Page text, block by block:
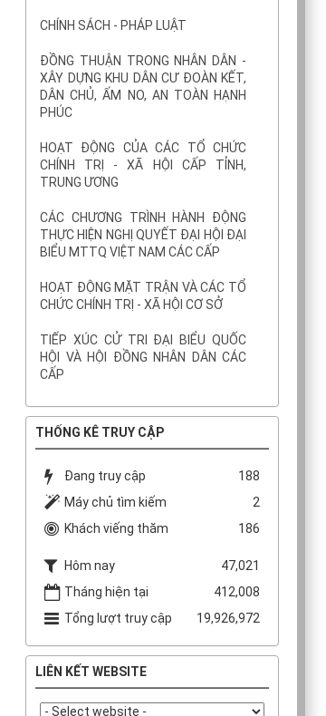
CHÍNH SÁCH - PHÁP LUẬT
ĐỒNG THUẬN TRONG NHÂN DÂN -
XÂY DỰNG KHU DÂN CƯ ĐOÀN KẾT,
DÂN CHỦ, ẤM NO, AN TOÀN HẠNH
PHÚC
HOẠT ĐỘNG CỦA CÁC TỔ CHỨC
CHÍNH TRỊ - XÃ HỘI CẤP TỈNH,
TRUNG ƯƠNG
CÁC CHƯƠNG TRÌNH HÀNH ĐỘNG
THỰC HIỆN NGHỊ QUYẾT ĐẠI HỘI ĐẠI
BIỂU MTTQ VIỆT NAM CÁC CẤP
HOẠT ĐỘNG MẶT TRẬN VÀ CÁC TỔ
CHỨC CHÍNH TRỊ - XÃ HỘI CƠ SỞ
TIẾP XÚC CỬ TRI ĐẠI BIỂU QUỐC
HỘI VÀ HỘI ĐỒNG NHÂN DÂN CÁC
CẤP
THỐNG KÊ TRUY CẬP
Đang truy cập
188
Máy chủ tìm kiếm
2
Khách viếng thăm
186
Hôm nay
47,021
Tháng hiện tại
412,008
Tổng lượt truy cập
19,926,972
LIÊN KẾT WEBSITE